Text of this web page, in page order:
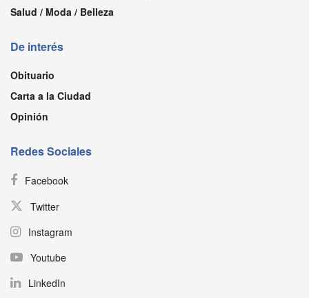
Salud / Moda / Belleza
De interés
Obituario
Carta a la Ciudad
Opinión
Redes Sociales
Facebook
Twitter
Instagram
Youtube
LinkedIn